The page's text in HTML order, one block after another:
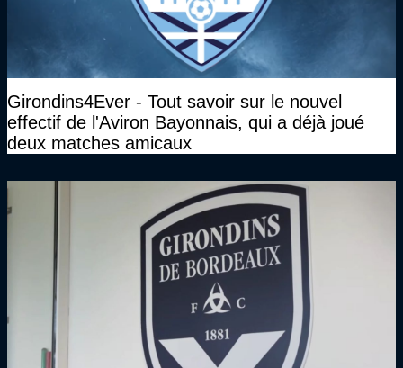
Girondins4Ever - Tout savoir sur le nouvel
effectif de l'Aviron Bayonnais, qui a déjà joué
deux matches amicaux